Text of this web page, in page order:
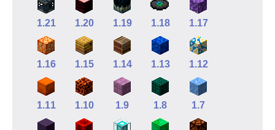
1.21 1.20 1.19 1.18 1.17
1.16 1.15 1.14 1.13 1.12
1.11 1.10 1.9 1.8 1.7